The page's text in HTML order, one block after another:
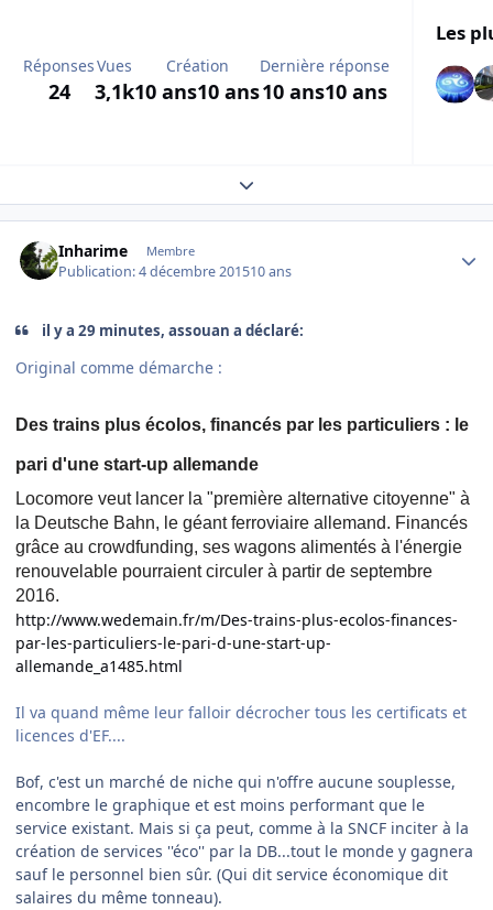
Réponses
24
Vues
3,1k
Création
10 ans10 ans
Dernière réponse
10 ans10 ans
Les
Expand topic overview
Inharime Membre
Publication:4 décembre 201510 ans
il y a 29 minutes, assouan a déclaré:
Original comme démarche :
Des trains plus écolos, financés par les particuliers : le
pari d'une start-up allemande
Locomore veut lancer la "première alternative citoyenne" à
la Deutsche Bahn, le géant ferroviaire allemand. Financés
grâce au crowdfunding, ses wagons alimentés à l'énergie
renouvelable pourraient circuler à partir de septembre
2016.
http://www.wedemain.fr/m/Des-trains-plus-ecolos-finances-
par-les-particuliers-le-pari-d-une-start-up-
allemande_a1485.html
Il va quand même leur falloir décrocher tous les certificats et
licences d'EF....
Bof, c'est un marché de niche qui n'offre aucune souplesse,
encombre le graphique et est moins performant que le
service existant. Mais si ça peut, comme à la SNCF inciter à la
création de services ''éco'' par la DB...tout le monde y gagnera
sauf le personnel bien sûr. (Qui dit service économique dit
salaires du même tonneau).